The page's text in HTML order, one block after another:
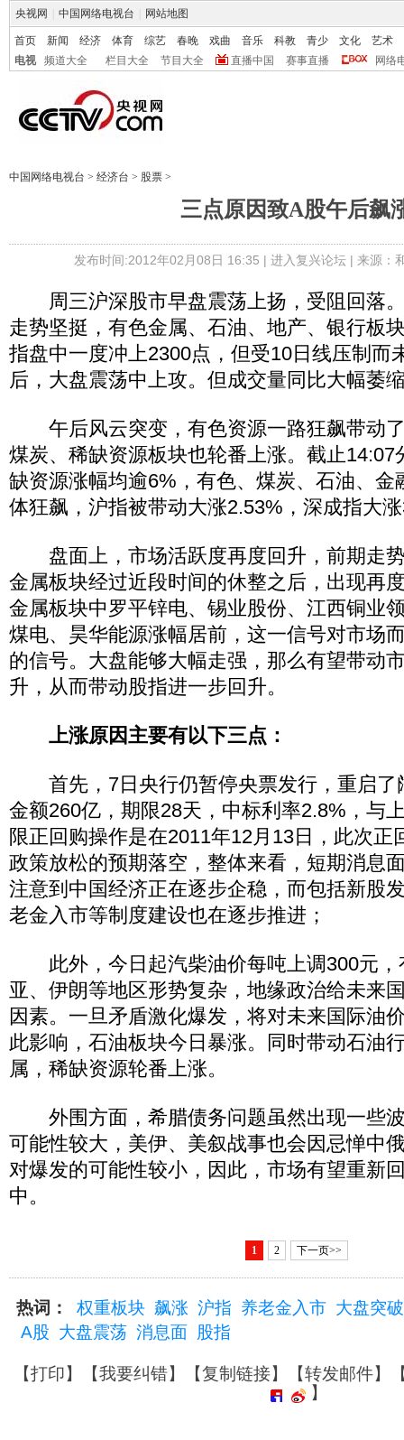
央视网 中国网络电视台 网站地图
首页 新闻 经济 体育 综艺 春晚 戏曲 音乐 科教 青少 文化
艺术
电视
频道大全 栏目大全 节目大全 直播中国 赛事直播 网络
中国网络电视台 > 经济台 > 股票 >
三点原因致A股午后飙
发布时间:2012年02月08日 16:35 | 进入复兴论坛| 来源：
周三沪深股市早盘震荡上扬，受阻回落
走势坚挺，有色金属、石油、地产、银行板
指盘中一度冲上2300点，但受10日线压制而
后，大盘震荡中上攻。但成交量同比大幅萎
午后风云突变，有色资源一路狂飙带动
煤炭、稀缺资源板块也轮番上涨。截止14:07
缺资源涨幅均逾6%，有色、煤炭、石油、金
体狂飙，沪指被带动大涨2.53%，深成指大
盘面上，市场活跃度再度回升，前期走
金属板块经过近段时间的休整之后，出现再
金属板块中罗平锌电、锡业股份、江西铜业
煤电、昊华能源涨幅居前，这一信号对市场
的信号。大盘能够大幅走强，那么有望带动
升，从而带动股指进一步回升。
上涨原因主要有以下三点：
首先，7日央行仍暂停央票发行，重启了
金额260亿，期限28天，中标利率2.8%，与
限正回购操作是在2011年12月13日，此次正
政策放松的预期落空，整体来看，短期消息
注意到中国经济正在逐步企稳，而包括新股
老金入市等制度建设也在逐步推进；
此外，今日起汽柴油价每吨上调300元，
亚、伊朗等地区形势复杂，地缘政治给未来
因素。一旦矛盾激化爆发，将对未来国际油
此影响，石油板块今日暴涨。同时带动石油
属，稀缺资源轮番上涨。
外围方面，希腊债务问题虽然出现一些
可能性较大，美伊、美叙战事也会因忌惮中
对爆发的可能性较小，因此，市场有望重新
中。
1 2 下一页>>
热词： 权重板块 飙涨 沪指 养老金入市 大盘突破
A股 大盘震荡 消息面 股指
【打印】【我要纠错】【复制链接】【转发邮件】
】